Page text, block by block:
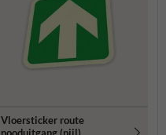
Vloersticker route